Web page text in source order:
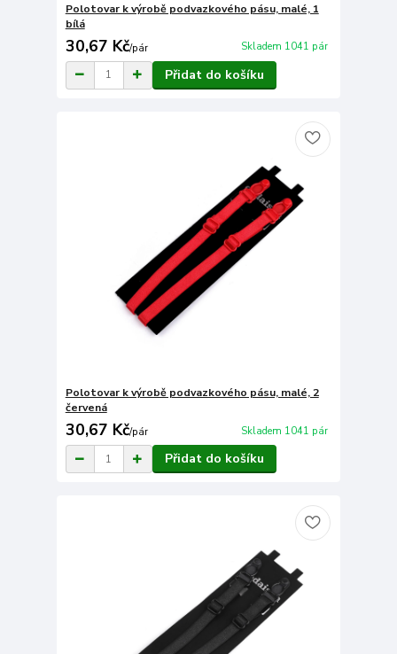
Polotovar k výrobě podvazkového pásu, malé, 1
bílá
30,67 Kč/pár Skladem 1041 pár
Přidat do košíku
Polotovar k výrobě podvazkového pásu, malé, 2
červená
30,67 Kč/pár Skladem 1041 pár
Přidat do košíku